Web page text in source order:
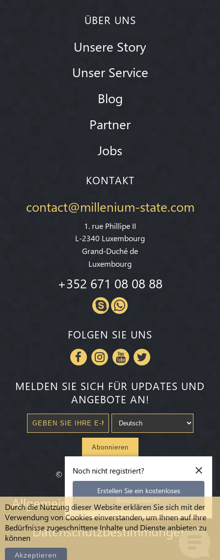
Durch die Nutzung dieser Website erklären Sie sich mit der
Verwendung von Cookies einverstanden, um Ihnen auf Ihre
Bedürfnisse zugeschnittene Inhalte und Dienste anbieten zu
können
Akzeptieren
ÜBER UNS
Unsere Story
Unser Service
Blog
Partner
Jobs
KONTAKT
contact@millenium-state.com
1. rue Phillipe II
L-2340 Luxembourg
Grand-Duché de
Luxembourg
+352 671 08 08 88
FOLGEN SIE UNS
MELDEN SIE SICH FÜR UPDATES UND
ANGEBOTE AN!
Abonnieren
© 2020-2026Millenium State
Allgemeine Geschäftsbedingungen
Datenschutzbestimmungen
×
Noch nicht registriert?
Erstellen Sie ein kostenloses
Benutzerkonto